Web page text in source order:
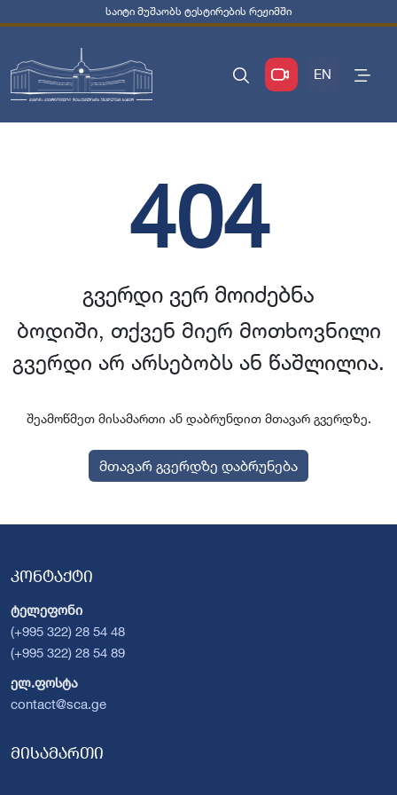
საიტი მუშაობს ტესტირების რეჟიმში
EN
404
გვერდი ვერ მოიძებნა
ბოდიში, თქვენ მიერ მოთხოვნილი
გვერდი არ არსებობს ან წაშლილია.
შეამოწმეთ მისამართი ან დაბრუნდით მთავარ გვერდზე.
მთავარ გვერდზე დაბრუნება
კონტაქტი
ტელეფონი
(+995 322) 28 54 48
(+995 322) 28 54 89
ელ.ფოსტა
contact@sca.ge
მისამართი